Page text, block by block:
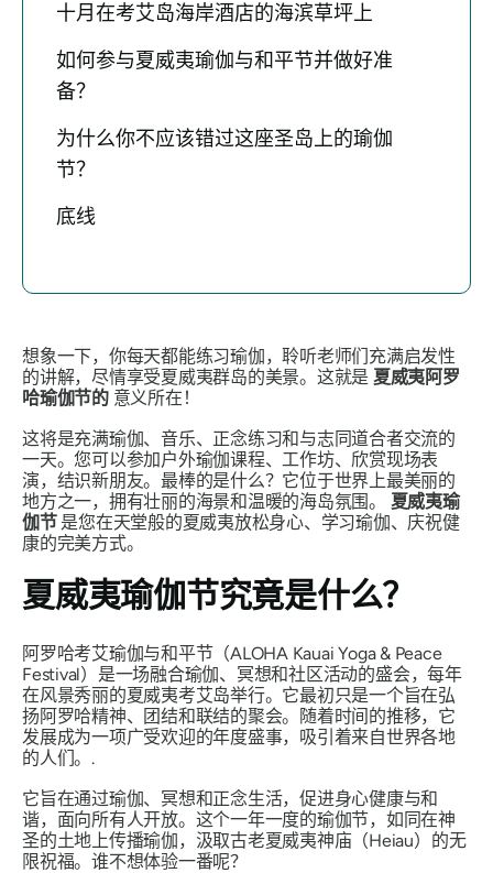
十月在考艾岛海岸酒店的海滨草坪上
如何参与夏威夷瑜伽与和平节并做好准
备？
为什么你不应该错过这座圣岛上的瑜伽
节？
底线
想象一下，你每天都能练习瑜伽，聆听老师们充满启发性
的讲解，尽情享受夏威夷群岛的美景。这就是 夏威夷阿罗
哈瑜伽节的意义所在！
这将是充满瑜伽、音乐、正念练习和与志同道合者交流的
一天。您可以参加户外瑜伽课程、工作坊、欣赏现场表
演，结识新朋友。最棒的是什么？它位于世界上最美丽的
地方之一，拥有壮丽的海景和温暖的海岛氛围。 夏威夷瑜
伽节是您在天堂般的夏威夷放松身心、学习瑜伽、庆祝健
康的完美方式。
夏威夷瑜伽节究竟是什么？
阿罗哈考艾瑜伽与和平节（ALOHA Kauai Yoga & Peace
Festival）是一场融合瑜伽、冥想和社区活动的盛会，每年
在风景秀丽的夏威夷考艾岛举行。它最初只是一个旨在弘
扬阿罗哈精神、团结和联结的聚会。随着时间的推移，它
发展成为一项广受欢迎的年度盛事，吸引着来自世界各地
的人们。.
它旨在通过瑜伽、冥想和正念生活，促进身心健康与和
谐，面向所有人开放。这个一年一度的瑜伽节，如同在神
圣的土地上传播瑜伽，汲取古老夏威夷神庙（Heiau）的无
限祝福。谁不想体验一番呢？